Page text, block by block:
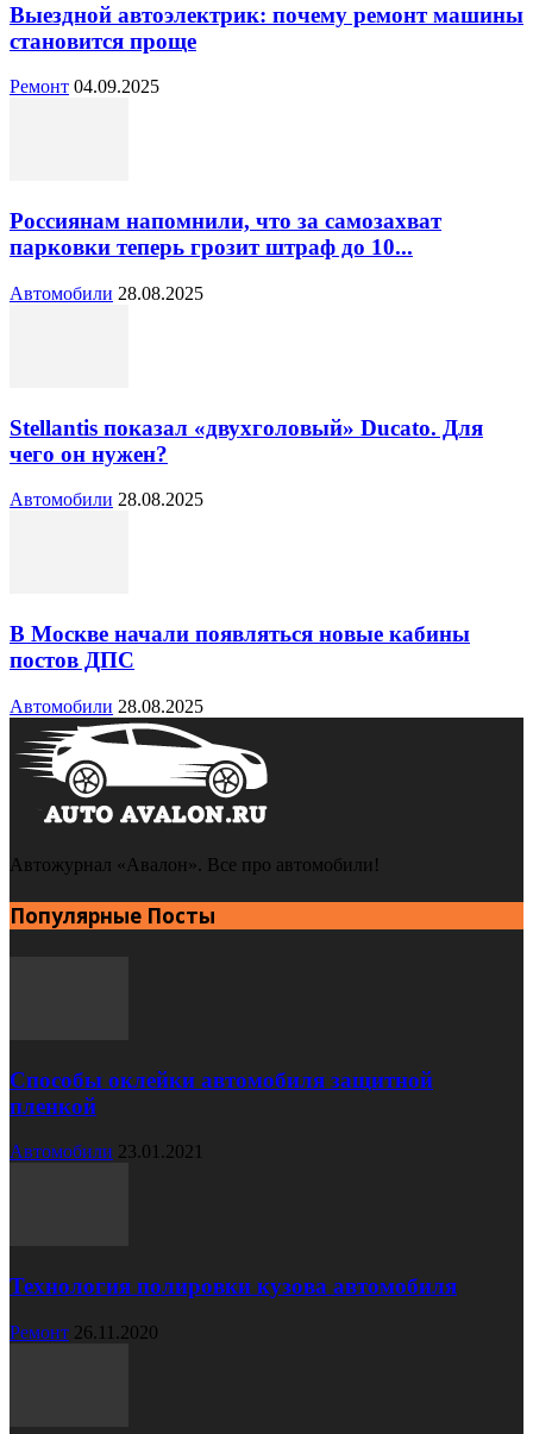
Выездной автоэлектрик: почему ремонт машины
становится проще
Ремонт 04.09.2025
Россиянам напомнили, что за самозахват
парковки теперь грозит штраф до 10...
Автомобили 28.08.2025
Stellantis показал «двухголовый» Ducato. Для
чего он нужен?
Автомобили 28.08.2025
В Москве начали появляться новые кабины
постов ДПС
Автомобили 28.08.2025
Автожурнал «Авалон». Все про автомобили!
Популярные Посты
Способы оклейки автомобиля защитной
пленкой
Автомобили 23.01.2021
Технология полировки кузова автомобиля
Ремонт 26.11.2020